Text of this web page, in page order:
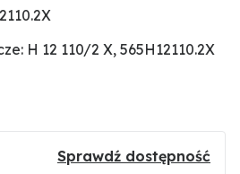
H 12 110/2 X, 565H12110.2X
Sprawdź dostępność